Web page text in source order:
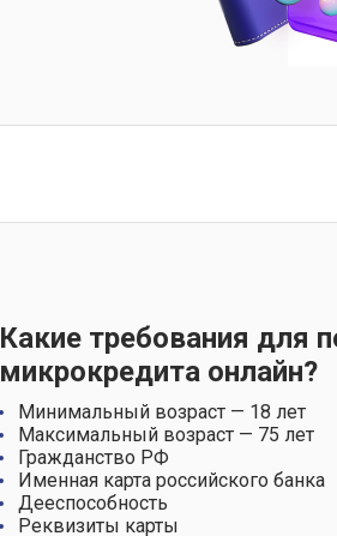
Какие требования для
микрокредита онлайн?
Минимальный возраст — 18 лет
Максимальный возраст — 75 лет
Гражданство РФ
Именная карта российского банка
Дееспособность
Реквизиты карты